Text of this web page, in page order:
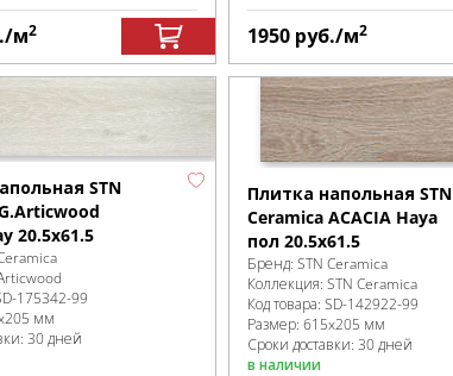
/м2 1950 руб./м2
STN
20.5x61.5
175342-99
мм
30 дней
Плитка напольная STN
Ceramica ACACIA Haya
пол 20.5х61.5
Бренд:STN Ceramica
Коллекция:STN Ceramica
Код товара:SD-142922-99
Размер:615x205 мм
Сроки доставки: 30 дней
в наличии